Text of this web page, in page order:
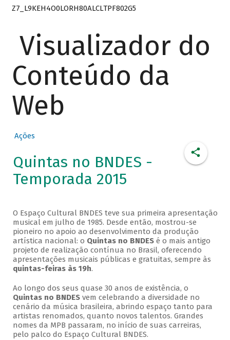
Z7_L9KEH4O0LORH80ALCLTPF802G5
Visualizador do
Conteúdo da
Web
Ações
Quintas no BNDES -
Temporada 2015
O Espaço Cultural BNDES teve sua primeira apresentação
musical em julho de 1985. Desde então, mostrou-se
pioneiro no apoio ao desenvolvimento da produção
artística nacional: o Quintas no BNDESé o mais antigo
projeto de realização contínua no Brasil, oferecendo
apresentações musicais públicas e gratuitas, sempre às
quintas-feiras às 19h.
Ao longo dos seus quase 30 anos de existência, o
Quintas no BNDESvem celebrando a diversidade no
cenário da música brasileira, abrindo espaço tanto para
artistas renomados, quanto novos talentos. Grandes
nomes da MPB passaram, no início de suas carreiras,
pelo palco do Espaço Cultural BNDES.